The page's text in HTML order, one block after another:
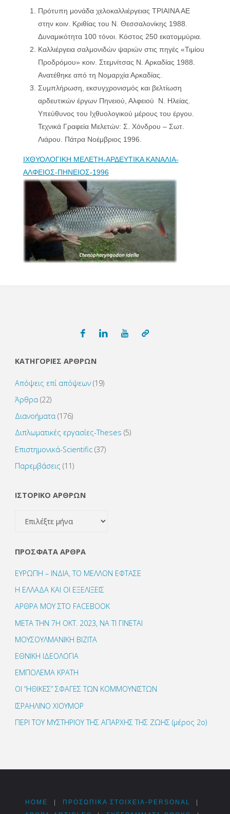
Πρότυπη μονάδα χελοκαλλιέργειας ΤΡΙΑΙΝΑ ΑΕ
στην κοιν. Κριθίας του Ν. Θεσσαλονίκης 1988.
Δυναμικότητα 100 τόνοι. Κόστος 250 εκατομμύρια.
Καλλιέργεια σαλμονιδών ψαριών στις πηγές «Τιμίου
Προδρόμου» κοιν. Στεμνίτσας Ν. Αρκαδίας 1988.
Ανατέθηκε από τη Νομαρχία Αρκαδίας.
Συμπλήρωση, εκσυγχρονισμός και βελτίωση
αρδευτικών έργων Πηνειού, Αλφειού Ν. Ηλείας.
Υπεύθυνος του Ιχθυολογικού μέρους του έργου.
Τεχνικά Γραφεία Μελετών: Σ. Χόνδρου – Σωτ.
Λιάρου. Πάτρα Νοέμβριος 1996.
ΙΧΘΥΟΛΟΓΙΚΗ ΜΕΛΕΤΗ-ΑΡΔΕΥΤΙΚΑ ΚΑΝΑΛΙΑ-
ΑΛΦΕΙΟΣ-ΠΗΝΕΙΟΣ-1996
ΚΑΤΗΓΟΡΙΕΣ ΑΡΘΡΩΝ
Απόψεις επί απόψεων(19)
Άρθρα(22)
Διανοήματα(176)
Διπλωματικές εργασίες-Theses (5)
Επιστημονικά-Scientific(37)
Παρεμβάσεις (11)
ΙΣΤΟΡΙΚΟ ΑΡΘΡΩΝ
ΙΣΤΟΡΙΚΟ
ΠΡΌΣΦΑΤΑ ΆΡΘΡΑ
ΕΥΡΩΠΗ – ΙΝΔΙΑ, ΤΟ ΜΕΛΛΟΝ ΕΦΤΑΣΕ
Η ΕΛΛΑΔΑ ΚΑΙ ΟΙ ΕΞΕΛΙΞΕΙΣ
ΑΡΘΡΑ ΜΟΥ ΣΤΟ FACEBOOK
ΜΕΤΑ ΤΗΝ 7Η ΟΚΤ. 2023, ΝΑ ΤΙ ΓΙΝΕΤΑΙ
ΜΟΥΣΟΥΛΜΑΝΙΚΗ ΒΙΖΙΤΑ
ΕΘΝΙΚΗ ΙΔΕΟΛΟΓΙΑ
ΕΜΠΟΛΕΜΑ ΚΡΑΤΗ
ΟΙ “ΗΘΙΚΕΣ” ΣΦΑΓΕΣ ΤΩΝ ΚΟΜΜΟΥΝΙΣΤΩΝ
ΙΣΡΑΗΛΙΝΟ ΧΙΟΥΜΟΡ
ΠΕΡΙ ΤΟΥ ΜΥΣΤΗΡΙΟΥ ΤΗΣ ΑΠΑΡΧΗΣ ΤΗΣ ΖΩΗΣ (μέρος 2ο)
HOME ΠΡΟΣΩΠΙΚΆ ΣΤΟΙΧΕΊΑ-PERSONAL